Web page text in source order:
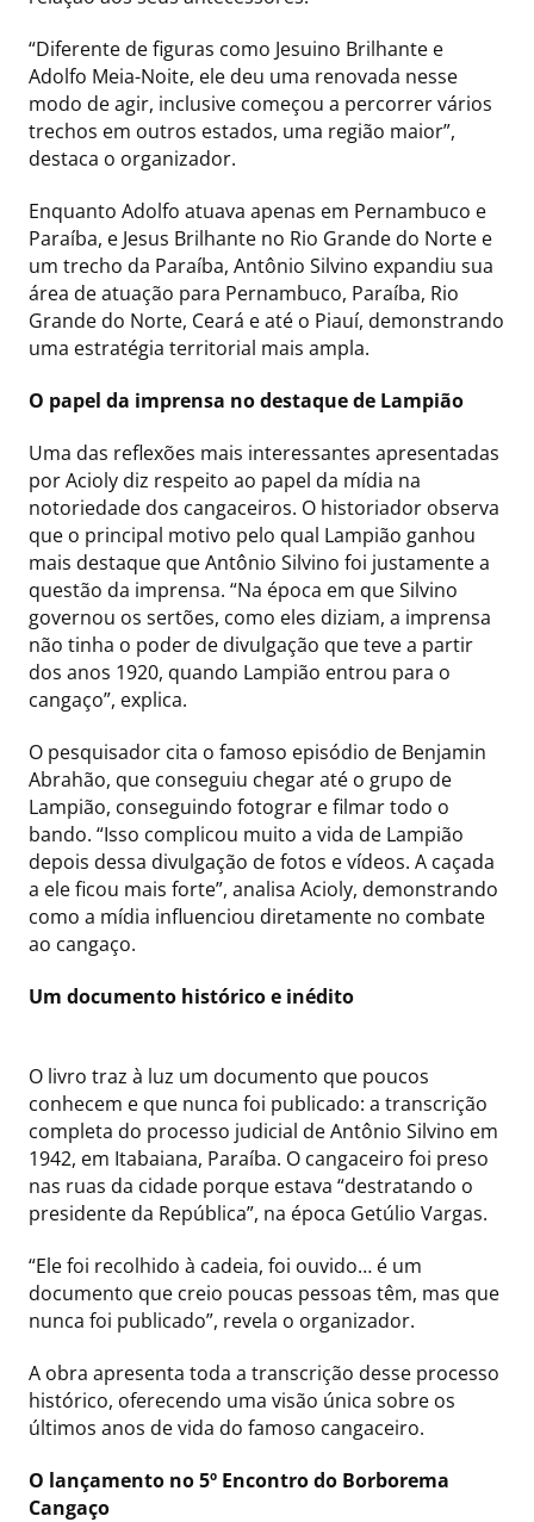
“Diferente de figuras como Jesuino Brilhante e
Adolfo Meia-Noite, ele deu uma renovada nesse
modo de agir, inclusive começou a percorrer vários
trechos em outros estados, uma região maior”,
destaca o organizador.
Enquanto Adolfo atuava apenas em Pernambuco e
Paraíba, e Jesus Brilhante no Rio Grande do Norte e
um trecho da Paraíba, Antônio Silvino expandiu sua
área de atuação para Pernambuco, Paraíba, Rio
Grande do Norte, Ceará e até o Piauí, demonstrando
uma estratégia territorial mais ampla.
O papel da imprensa no destaque de Lampião
Uma das reflexões mais interessantes apresentadas
por Acioly diz respeito ao papel da mídia na
notoriedade dos cangaceiros. O historiador observa
que o principal motivo pelo qual Lampião ganhou
mais destaque que Antônio Silvino foi justamente a
questão da imprensa. “Na época em que Silvino
governou os sertões, como eles diziam, a imprensa
não tinha o poder de divulgação que teve a partir
dos anos 1920, quando Lampião entrou para o
cangaço”, explica.
O pesquisador cita o famoso episódio de Benjamin
Abrahão, que conseguiu chegar até o grupo de
Lampião, conseguindo fotograr e filmar todo o
bando. “Isso complicou muito a vida de Lampião
depois dessa divulgação de fotos e vídeos. A caçada
a ele ficou mais forte”, analisa Acioly, demonstrando
como a mídia influenciou diretamente no combate
ao cangaço.
Um documento histórico e inédito
O livro traz à luz um documento que poucos
conhecem e que nunca foi publicado: a transcrição
completa do processo judicial de Antônio Silvino em
1942, em Itabaiana, Paraíba. O cangaceiro foi preso
nas ruas da cidade porque estava “destratando o
presidente da República”, na época Getúlio Vargas.
“Ele foi recolhido à cadeia, foi ouvido… é um
documento que creio poucas pessoas têm, mas que
nunca foi publicado”, revela o organizador.
A obra apresenta toda a transcrição desse processo
histórico, oferecendo uma visão única sobre os
últimos anos de vida do famoso cangaceiro.
O lançamento no 5º Encontro do Borborema
Cangaço